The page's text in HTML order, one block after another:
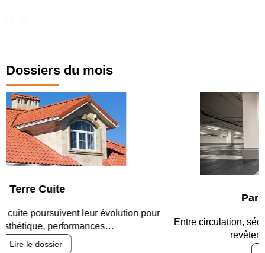
Dossiers du mois
Entre circulation, sécurisation des accès, durabilité des